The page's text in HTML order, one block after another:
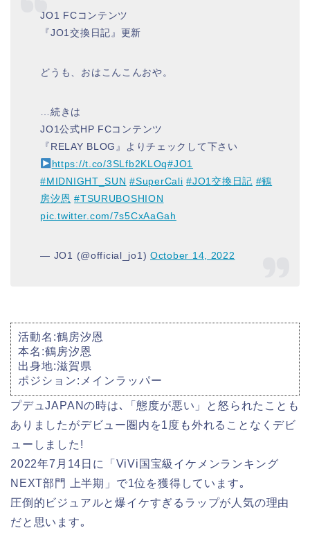
JO1 FCコンテンツ
『JO1交換日記』更新
どうも、おはこんこんおや。
…続きは
JO1公式HP FCコンテンツ
『RELAY BLOG』よりチェックして下さい
https://t.co/3SLfb2KLOq#JO1
#MIDNIGHT_SUN #SuperCali #JO1交換日記 #鶴
房汐恩 #TSURUBOSHION
pic.twitter.com/7s5CxAaGah
— JO1 (@official_jo1)October 14, 2022
活動名:鶴房汐恩
本名:鶴房汐恩
出身地:滋賀県
ポジション:メインラッパー
プデュJAPANの時は､「態度が悪い」と怒られたことも
ありましたがデビュー圏内を1度も外れることなくデビ
ューしました!
2022年7月14日に「ViVi国宝級イケメンランキング
NEXT部門 上半期」で1位を獲得しています｡
圧倒的ビジュアルと爆イケすぎるラップが人気の理由
だと思います｡